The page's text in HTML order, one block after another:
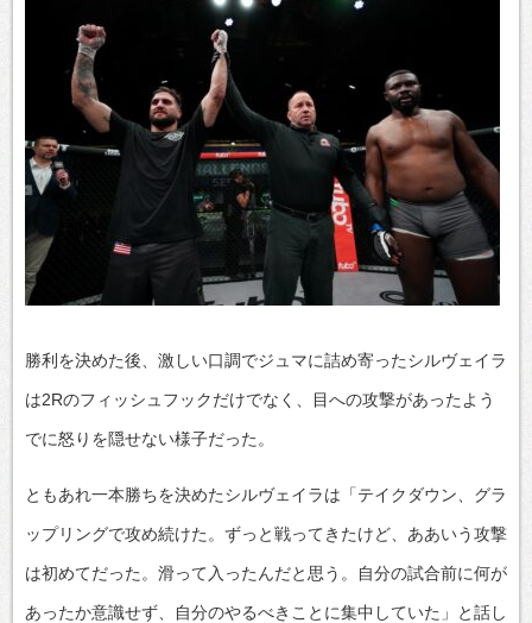
勝利を決めた後、激しい口調でジュマに詰め寄ったシルヴェイラ
は2Rのフィッシュフックだけでなく、目への攻撃があったよう
でに怒りを隠せない様子だった。
ともあれ一本勝ちを決めたシルヴェイラは「テイクダウン、グラ
ップリングで攻め続けた。ずっと戦ってきたけど、ああいう攻撃
は初めてだった。滑って入ったんだと思う。自分の試合前に何が
あったか意識せず、自分のやるべきことに集中していた」と話し